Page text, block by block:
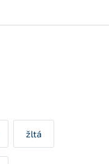
žltá